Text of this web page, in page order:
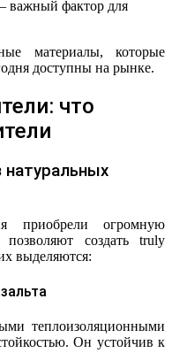
важный фактор для
материалы, которые
доступны на рынке.
что
натуральных
приобрели огромную
создать truly
выделяются:
теплоизоляционными
Он устойчив к